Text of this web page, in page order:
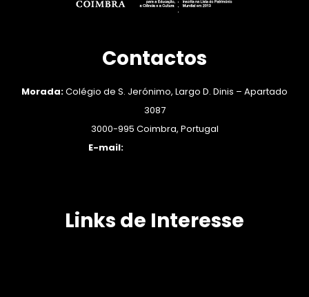
Contactos
Morada:Colégio de S. Jerónimo, Largo D. Dinis – Apartado
3087
3000-995 Coimbra, Portugal
E-mail:
Links de Interesse